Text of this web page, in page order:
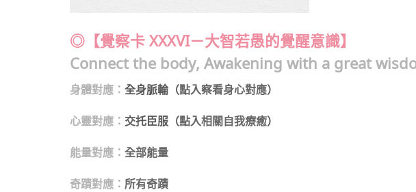
◎【覺察卡 XXXVI－大智若愚的覺醒意識】
Connect the body, Awakening with a great
身體對應： 全身脈輪（點入察看身心對應）
心靈對應： 交托臣服（點入相關自我療癒）
能量對應： 全部能量
奇蹟對應： 所有奇蹟